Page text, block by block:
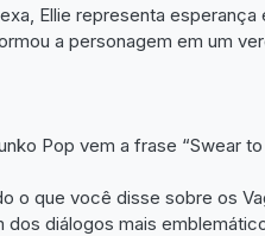
Ellie representa esperança
a personagem em um
Pop vem a frase “Swear
o que você disse sobre os
dos diálogos mais